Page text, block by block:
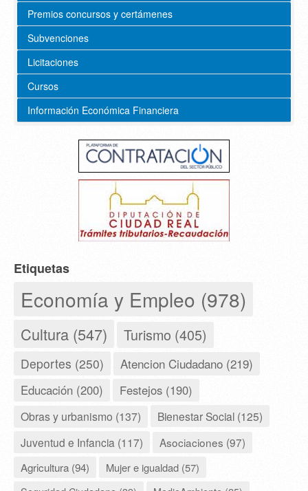
Premios concursos y certámenes
Subvenciones
Licitaciones
Cursos
Información Económica Financiera
Etiquetas
Economía y Empleo (978)
Cultura (547) Turismo (405)
Deportes (250) Atencion Ciudadano (219)
Educación (200) Festejos (190)
Obras y urbanismo (137)
Bienestar Social (125)
Juventud e Infancia (117)
Asociaciones (97)
Agricultura (94)
Mujer e igualdad (57)